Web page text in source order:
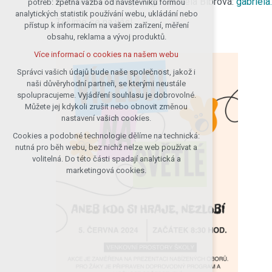
Těšíme se na vás!
udržení kontextu stránek (session):
případná přihlášení, volby jazyka, apod.
Volitelná cookies
analytická pro anonymizované
vyhodnocení návštěvnosti
marketingová cookies (Google)
Více informací o cookies na našem webu
Přijmout všechny cookies
Odmítnout vše
potřeb: zpětná vazba od návštěvníků formou
analytických statistik používání webu, ukládání nebo
přístup k informacím na vašem zařízení, měření
obsahu, reklama a vývoj produktů.
Více informací o cookies na našem webu
Správci vašich údajů bude naše společnost, jakož i
naši důvěryhodní partneři, se kterými neustále
spolupracujeme. Vyjádření souhlasu je dobrovolné.
Můžete jej kdykoli zrušit nebo obnovit změnou
nastavení vašich cookies.
Cookies a podobné technologie dělíme na technická:
nutná pro běh webu, bez nichž nelze web používat a
volitelná. Do této části spadají analytická a
marketingová cookies.